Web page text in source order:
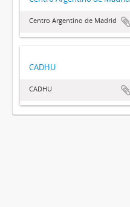
Centro Argentino de Madrid
CADHU
CADHU